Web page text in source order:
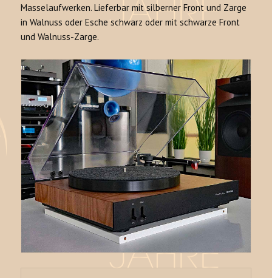
Masselaufwerken. Lieferbar mit silberner Front und Zarge
in Walnuss oder Esche schwarz oder mit schwarze Front
und Walnuss-Zarge.